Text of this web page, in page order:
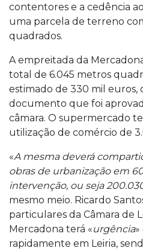
contentores e a cedência
uma parcela de terreno
quadrados.
A empreitada da
total de 6.045 metros
estimado de 330 mil euros,
documento que foi
câmara. O supermercado
utilização de comércio de
«A mesma deverá
obras de urbanização em
intervenção, ou seja
mesmo meio. Ricardo
particulares da Câmara de
Mercadona terá «urgência»
rapidamente em Leiria,